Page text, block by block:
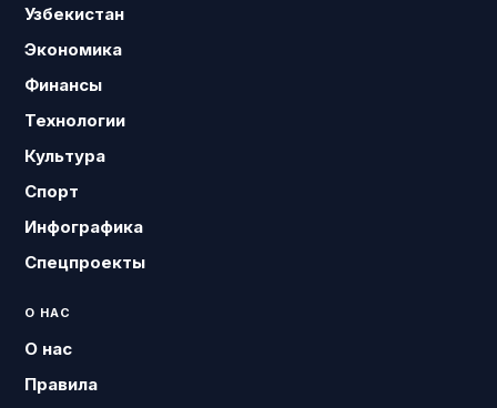
Узбекистан
Экономика
Финансы
Технологии
Культура
Спорт
Инфографика
Спецпроекты
О НАС
О нас
Правила